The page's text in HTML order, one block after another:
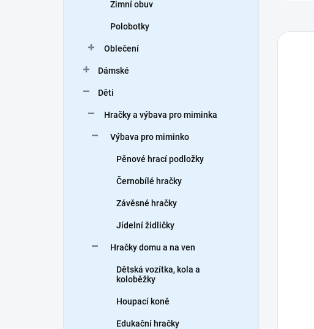
Zimní obuv
Polobotky
Oblečení
Dámské
Děti
Hračky a výbava pro miminka
Výbava pro miminko
Pěnové hrací podložky
Černobílé hračky
Závěsné hračky
Jídelní židličky
Hračky domu a na ven
Dětská vozítka, kola a
koloběžky
Houpací koně
Edukační hračky